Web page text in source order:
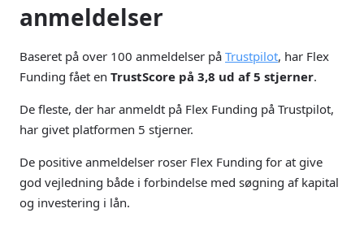
anmeldelser
Baseret på over 100 anmeldelser på Trustpilot, har Flex
Funding fået en TrustScore på 3,8 ud af 5 stjerner.
De fleste, der har anmeldt på Flex Funding på Trustpilot,
har givet platformen 5 stjerner.
De positive anmeldelser roser Flex Funding for at give
god vejledning både i forbindelse med søgning af kapital
og investering i lån.